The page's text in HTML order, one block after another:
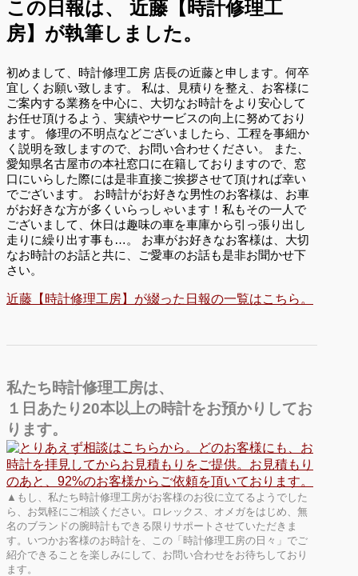
この日報は、
近藤【時計修理工
房】が執筆しました。
初めまして、時計修理工房 店長の近藤と申します。何卒
宜しくお願い致します。 私は、見積りを整え、お客様に
ご案内する業務を中心に、大切なお時計をより安心して
お任せ頂けるよう、実績やサービスの向上に努めており
ます。 修理の不明点などございましたら、工程を事細か
く説明を致しますので、お問い合わせください。 また、
愛知県名古屋市の本社窓口に在籍しておりますので、窓
口にいらした際には是非直接ご挨拶させて頂ければ幸い
でございます。 お時計がお好きな男性のお客様は、お車
がお好きな方が多くいらっしゃいます！私もその一人で
ございまして、休日は趣味の車を車庫から引っ張り出し
走りに繰り出す事も…。 お車がお好きなお客様は、大切
なお時計のお話と共に、ご愛車のお話も是非お聞かせ下
さい。
近藤【時計修理工房】が綴った日報の一覧はこちら。
私たち時計修理工房は、
１日あたり20本以上の時計をお預かりしてお
ります。
▲もし、私たち時計修理工房がお客様のお役に立てるようでした
ら、お気軽にご相談ください。ロレックス、オメガをはじめ、無
名のブランドの腕時計もできる限りサポートさせていただきま
す。いつかお客様のお時計を、この「時計修理工房の日々」でご
紹介できることを楽しみにして、お問い合わせをお待ちしており
ます。